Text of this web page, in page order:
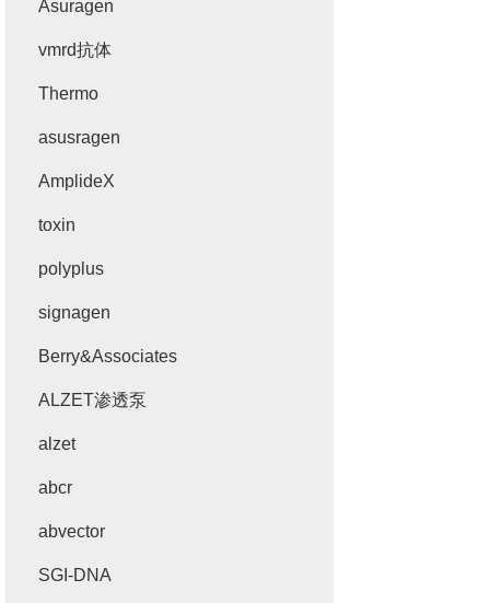
Asuragen
vmrd抗体
Thermo
asusragen
AmplideX
toxin
polyplus
signagen
Berry&Associates
ALZET渗透泵
alzet
abcr
abvector
SGI-DNA